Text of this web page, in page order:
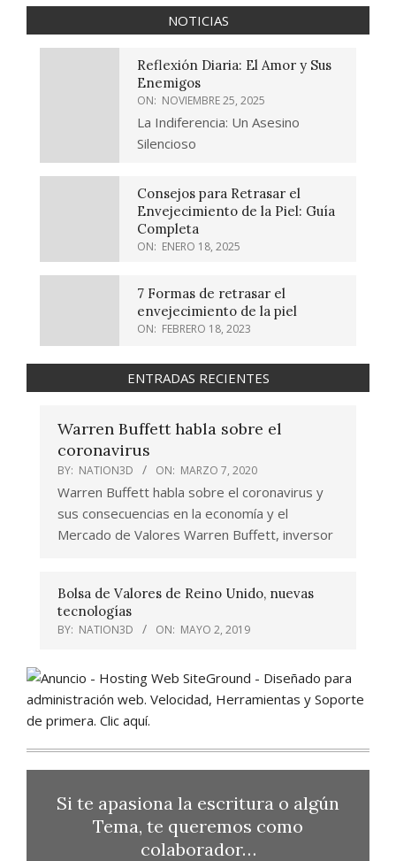
NOTICIAS
Reflexión Diaria: El Amor y Sus
Enemigos
ON: NOVIEMBRE 25, 2025
La Indiferencia: Un Asesino
Silencioso
Consejos para Retrasar el
Envejecimiento de la Piel: Guía
Completa
ON: ENERO 18, 2025
7 Formas de retrasar el
envejecimiento de la piel
ON: FEBRERO 18, 2023
ENTRADAS RECIENTES
Warren Buffett habla sobre el
coronavirus
BY: NATION3D ON: MARZO 7, 2020
Warren Buffett habla sobre el coronavirus y
sus consecuencias en la economía y el
Mercado de Valores Warren Buffett, inversor
Bolsa de Valores de Reino Unido, nuevas
tecnologías
BY: NATION3D ON: MAYO 2, 2019
Si te apasiona la escritura o algún
Tema, te queremos como
colaborador…